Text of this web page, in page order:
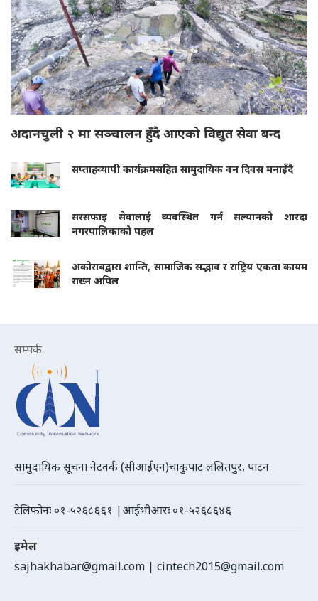
अदानचुली २ मा सञ्चालन हुँदै आएको विद्युत सेवा बन्द
सप्ताहव्यापी कार्यक्रमसहित सामुदायिक वन दिवस मनाइँदै
सरसफाइ सेवालाई व्यवस्थित गर्न सल्यानको शारदा
नगरपालिकाको पहल
अकोराबद्वारा शान्ति, सामाजिक सद्भाव र राष्ट्रिय एकता कायम
राख्न अपिल
सम्पर्क
सामुदायिक सूचना नेटवर्क (सीआईएन)चाकुपाट ललितपुर, पाटन
टेलिफोनः ०१-५२६८६६१ |आईभीआरः ०१-५२६८६४६
इमेल
sajhakhabar@gmail.com | cintech2015@gmail.com